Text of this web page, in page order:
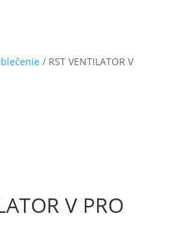
/ RST VENTILATOR V
V PRO